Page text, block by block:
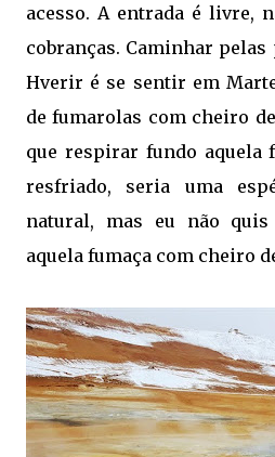
acesso. A entrada é livre,
cobranças. Caminhar pelas
Hverir é se sentir em
de fumarolas com cheiro
que respirar fundo aquela
resfriado, seria uma
natural, mas eu não
aquela fumaça com cheiro